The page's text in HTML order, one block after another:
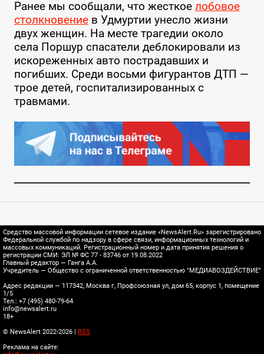
Ранее мы сообщали, что жесткое лобовое
столкновениев Удмуртии унесло жизни
двух женщин. На месте трагедии около
села Поршур спасатели деблокировали из
искореженных авто пострадавших и
погибших. Среди восьми фигурантов ДТП —
трое детей, госпитализированных с
травмами.
Средство массовой информации сетевое издание «NewsAlert.Ru» зарегистрировано
Федеральной службой по надзору в сфере связи, информационных технологий и
массовых коммуникаций. Регистрационный номер и дата принятия решения о
регистрации СМИ: ЭЛ № ФС 77 - 83746 от 19.08.2022
Главный редактор — Ганга А.А.
Учредитель — Общество с ограниченной ответственностью "МЕДИАВОЗДЕЙСТВИЕ"
Адрес редакции — 117342, Москва г, Профсоюзная ул, дом 65, корпус 1, помещение
1/5
Тел.: +7 (495) 480-79-64
info@newsalert.ru
18+
© NewsAlert 2022-2026 | RSS
Реклама на сайте: